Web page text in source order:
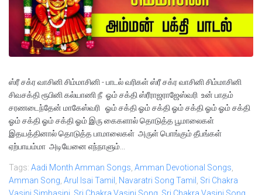
ஸ்ரீ சக்ர வாசினி சிம்மாசினி - பாடல் வரிகள் ஸ்ரீ சக்ர வாசினி சிம்மாசினி
சிவசக்தி ரூபினி கல்யாணி நீ ஓம் சக்தி ஸ்ரீராஜராஜேஸ்வரி உன் பாதம்
சரணடைந்தேன் மாகேஸ்வரி ஓம் சக்தி ஓம் சக்தி ஓம் சக்தி ஓம் ஓம் சக்தி
ஓம் சக்தி ஓம் சக்தி ஓம் இரு கைகளால் தொடுத்த பூமாலைகள்
இதயத்தினால் தொடுத்த பாமாலைகள் அருள் பொங்கும் தீபங்கள்
ஏற்பாயம்மா அடியேனை எந்நாளும்...
Tags: Aadi Month Amman Songs, Amman Devotional Songs,
Amman Song, Arul Isai Tamil , Navaratri Song Tamil , Sri Chakra